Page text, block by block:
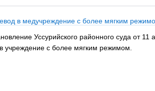
в медучреждение с более мягким
Уссурийского районного суда от
учреждение с более мягким режимом.